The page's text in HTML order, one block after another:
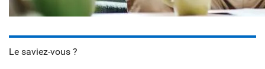
Le saviez-vous ?